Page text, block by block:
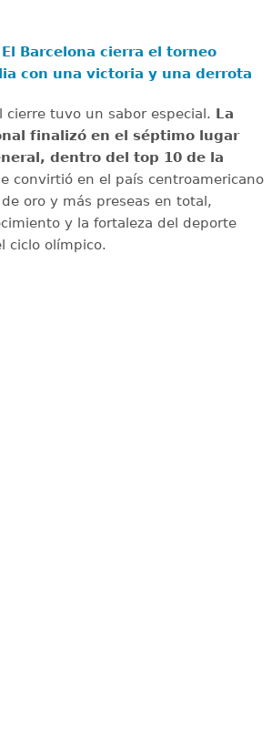
El Barcelona cierra el torneo
con una victoria y una derrota
cierre tuvo un sabor especial. La
finalizó en el séptimo lugar
dentro del top 10 de la
convirtió en el país centroamericano
oro y más preseas en total,
y la fortaleza del deporte
ciclo olímpico.